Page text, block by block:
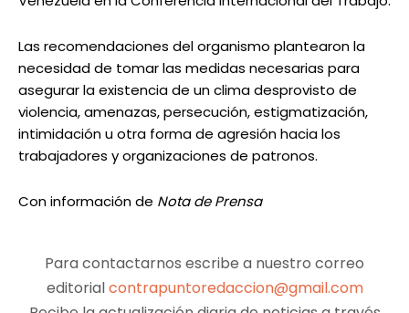
Las recomendaciones del organismo plantearon la
necesidad de tomar las medidas necesarias para
asegurar la existencia de un clima desprovisto de
violencia, amenazas, persecución, estigmatización,
intimidación u otra forma de agresión hacia los
trabajadores y organizaciones de patronos.
Con información de Nota de Prensa
Para contactarnos escribe a nuestro correo
editorialcontrapuntoredaccion@gmail.com